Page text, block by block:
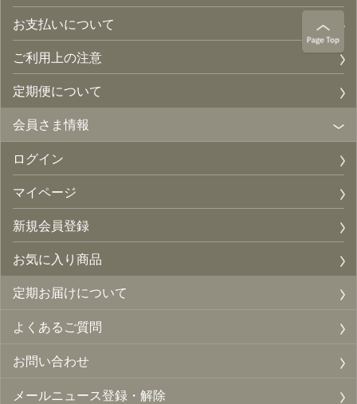
お支払いについて
ご利用上の注意
定期便について
会員さま情報
ログイン
マイページ
新規会員登録
お気に入り商品
定期お届けについて
よくあるご質問
お問い合わせ
メールニュース登録・解除